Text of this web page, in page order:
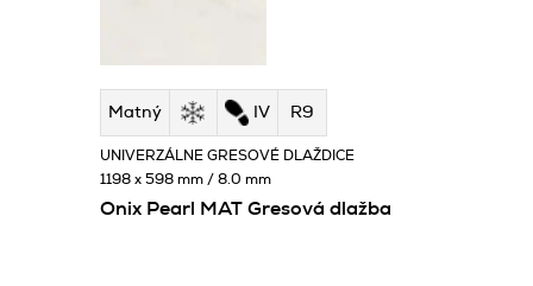
Matný IV R9
Onix Pearl MAT Gresová dlažba
UNIVERZÁLNE GRESOVÉ DLAŽDICE
1198 x 598 mm / 8.0 mm